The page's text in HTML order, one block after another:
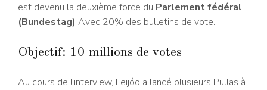
est devenu la deuxième force du Parlement fédéral
(Bundestag) Avec 20% des bulletins de vote.
Objectif: 10 millions de votes
Au cours de l'interview, Feijóo a lancé plusieurs Pullas à